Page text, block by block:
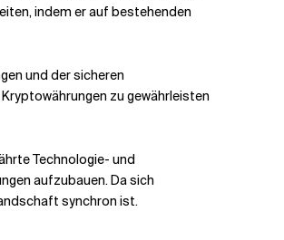
indem er auf bestehenden
und der sicheren
zu gewährleisten
Technologie- und
aufzubauen. Da sich
synchron ist.